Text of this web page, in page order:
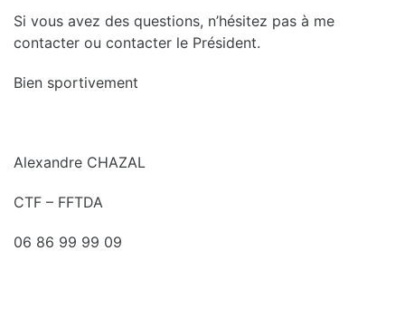
Si vous avez des questions, n’hésitez pas à me
contacter ou contacter le Président.
Bien sportivement
Alexandre CHAZAL
CTF – FFTDA
06 86 99 99 09